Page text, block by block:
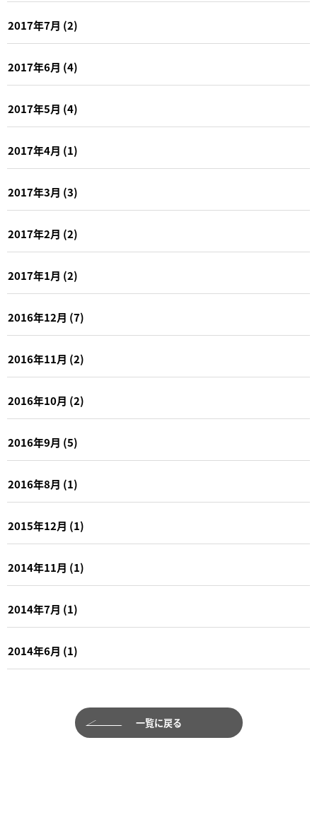
2017年7月 (2)
2017年6月 (4)
2017年5月 (4)
2017年4月 (1)
2017年3月 (3)
2017年2月 (2)
2017年1月 (2)
2016年12月 (7)
2016年11月 (2)
2016年10月 (2)
2016年9月 (5)
2016年8月 (1)
2015年12月 (1)
2014年11月 (1)
2014年7月 (1)
2014年6月 (1)
一覧に戻る